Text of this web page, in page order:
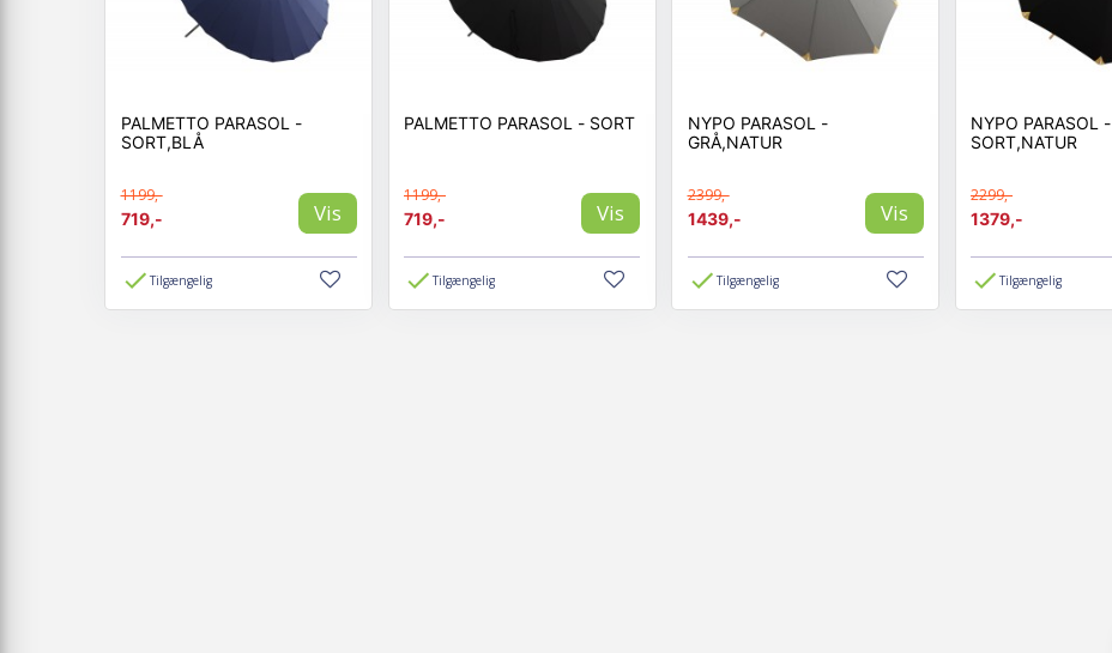
PALMETTO PARASOL -
SORT,BLÅ
1199,-
719,-
Vis
Tilgængelig
PALMETTO PARASOL - SORT
1199,-
719,-
Vis
Tilgængelig
NYPO PARASOL -
GRÅ,NATUR
2399,-
1439,-
Vis
Tilgængelig
NYPO PARASOL -
SORT,NATUR
2299,-
1379,-
Tilgængelig